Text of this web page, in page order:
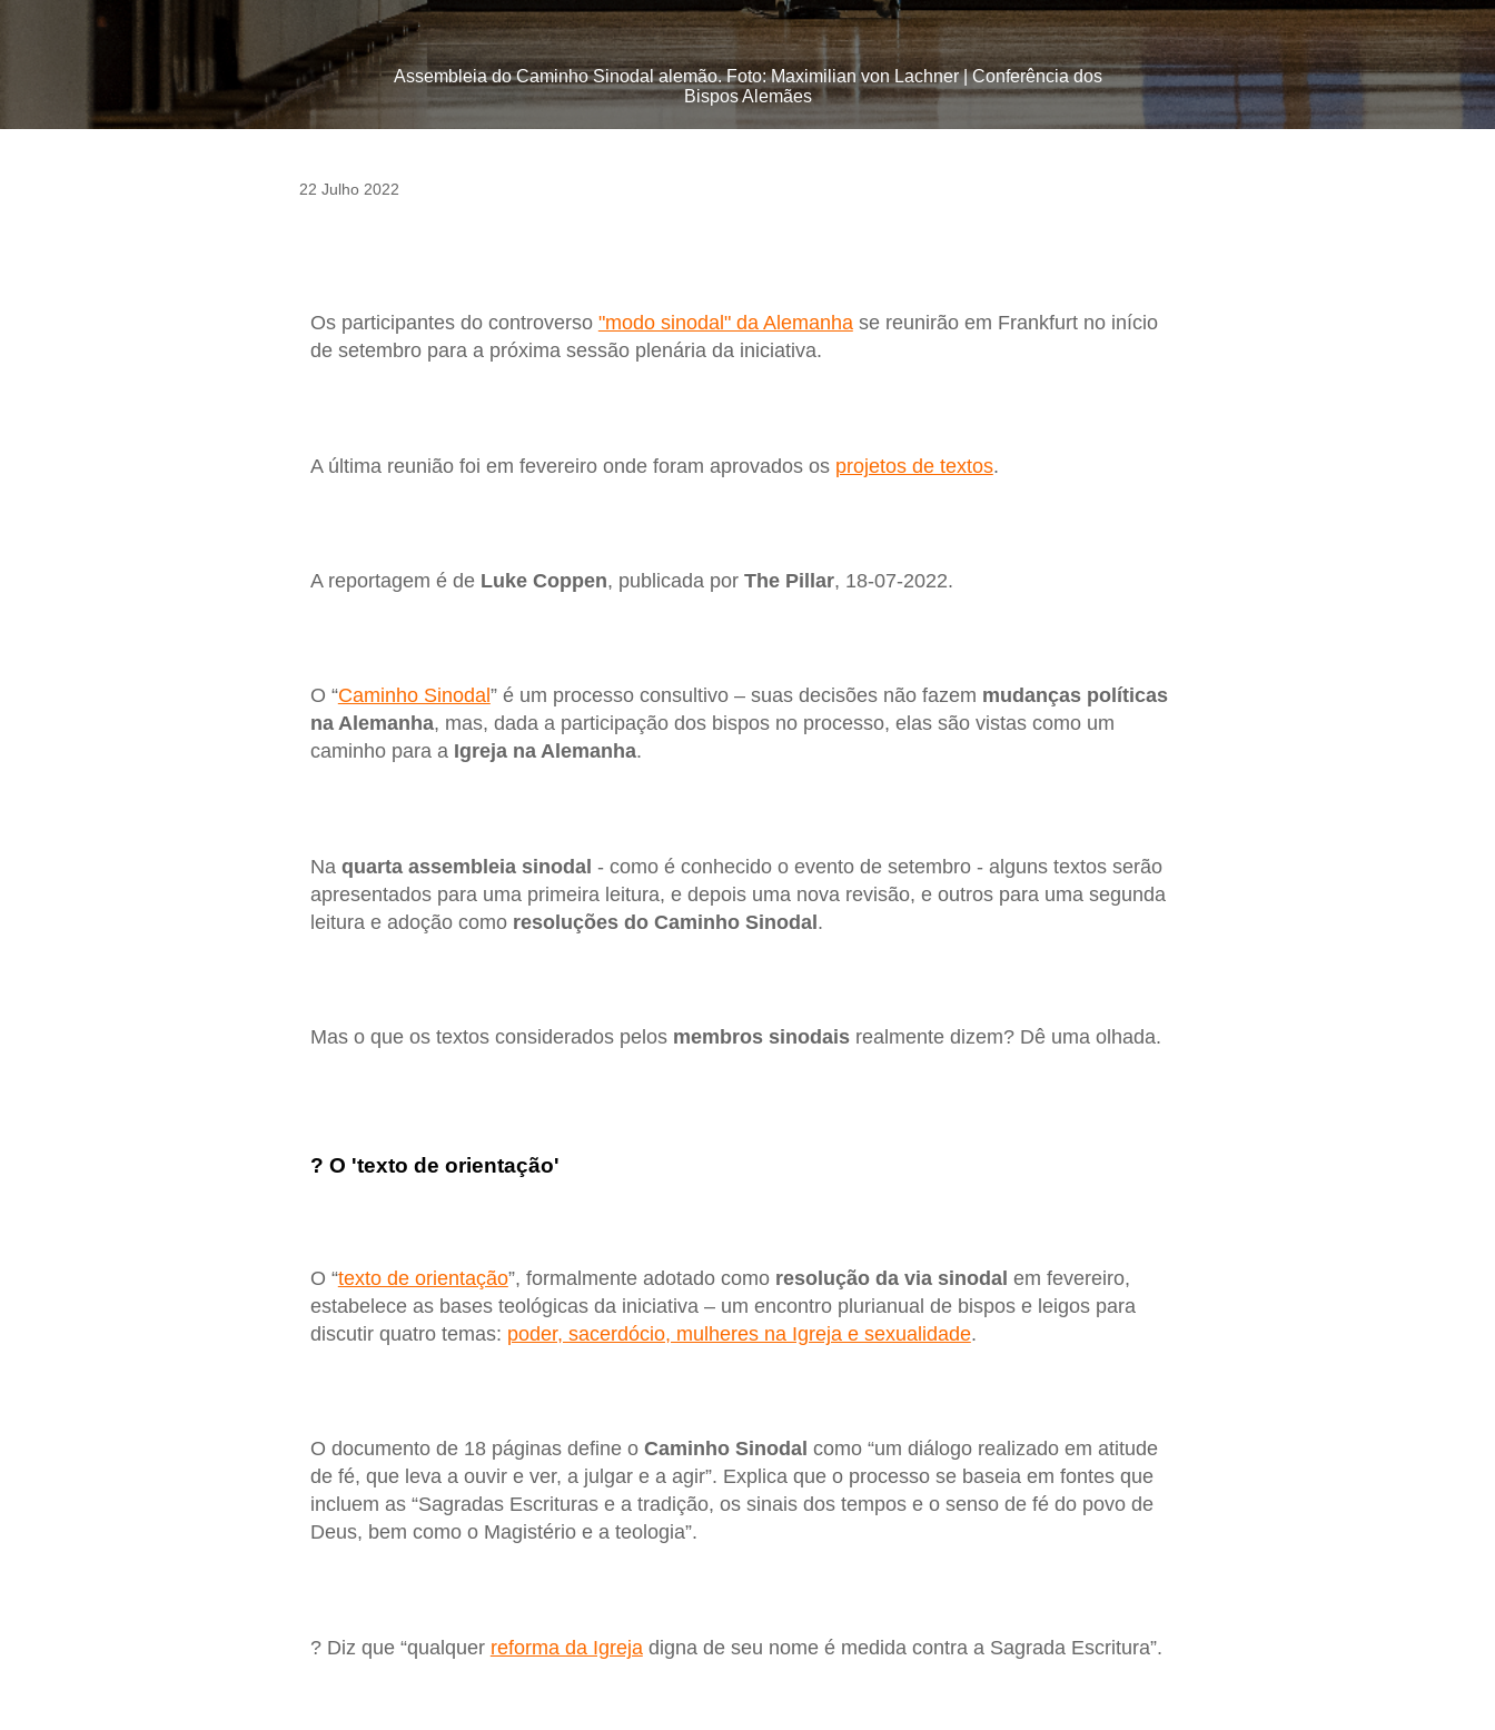
Assembleia do Caminho Sinodal alemão. Foto: Maximilian von Lachner | Conferência dos
Bispos Alemães
22 Julho 2022
Os participantes do controverso "modo sinodal" da Alemanhase reunirão em Frankfurt no início
de setembro para a próxima sessão plenária da iniciativa.
A última reunião foi em fevereiro onde foram aprovados os projetos de textos.
A reportagem é de Luke Coppen, publicada por The Pillar, 18-07-2022.
O “Caminho Sinodal ” é um processo consultivo – suas decisões não fazem mudanças políticas
na Alemanha, mas, dada a participação dos bispos no processo, elas são vistas como um
caminho para a Igreja na Alemanha.
Na quarta assembleia sinodal - como é conhecido o evento de setembro - alguns textos serão
apresentados para uma primeira leitura, e depois uma nova revisão, e outros para uma segunda
leitura e adoção como resoluções do Caminho Sinodal.
Mas o que os textos considerados pelos membros sinodaisrealmente dizem? Dê uma olhada.
? O 'texto de orientação'
O “texto de orientação”, formalmente adotado como resolução da via sinodal em fevereiro,
estabelece as bases teológicas da iniciativa – um encontro plurianual de bispos e leigos para
discutir quatro temas: poder, sacerdócio, mulheres na Igreja e sexualidade.
O documento de 18 páginas define o Caminho Sinodal como “um diálogo realizado em atitude
de fé, que leva a ouvir e ver, a julgar e a agir”. Explica que o processo se baseia em fontes que
incluem as “Sagradas Escrituras e a tradição, os sinais dos tempos e o senso de fé do povo de
Deus, bem como o Magistério e a teologia”.
? Diz que “qualquer reforma da Igrejadigna de seu nome é medida contra a Sagrada Escritura”.